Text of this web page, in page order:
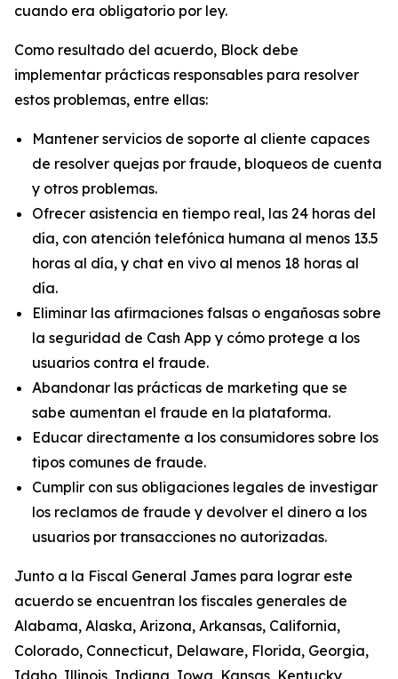
cuando era obligatorio por ley.
Como resultado del acuerdo, Block debe
implementar prácticas responsables para resolver
estos problemas, entre ellas:
Mantener servicios de soporte al cliente capaces
de resolver quejas por fraude, bloqueos de cuenta
y otros problemas.
Ofrecer asistencia en tiempo real, las 24 horas del
día, con atención telefónica humana al menos 13.5
horas al día, y chat en vivo al menos 18 horas al
día.
Eliminar las afirmaciones falsas o engañosas sobre
la seguridad de Cash App y cómo protege a los
usuarios contra el fraude.
Abandonar las prácticas de marketing que se
sabe aumentan el fraude en la plataforma.
Educar directamente a los consumidores sobre los
tipos comunes de fraude.
Cumplir con sus obligaciones legales de investigar
los reclamos de fraude y devolver el dinero a los
usuarios por transacciones no autorizadas.
Junto a la Fiscal General James para lograr este
acuerdo se encuentran los fiscales generales de
Alabama, Alaska, Arizona, Arkansas, California,
Colorado, Connecticut, Delaware, Florida, Georgia,
Idaho, Illinois, Indiana, Iowa, Kansas, Kentucky,